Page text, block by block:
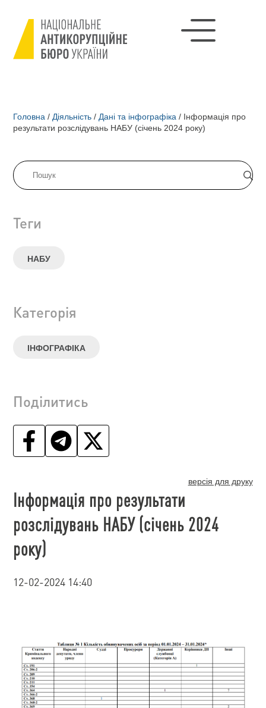
Головна / Діяльність / Дані та інфографіка / Інформація про
результати розслідувань НАБУ (січень 2024 року)
Теги
НАБУ
Категорія
ІНФОГРАФІКА
Поділитись
версія для друку
Інформація про результати
розслідувань НАБУ (січень 2024
року)
12-02-2024 14:40